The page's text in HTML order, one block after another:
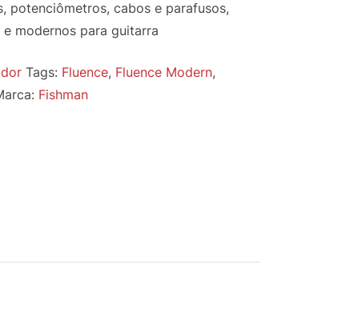
potenciômetros, cabos e parafusos,
modernos para guitarra
Tags: Fluence, Fluence Modern,
Fishman